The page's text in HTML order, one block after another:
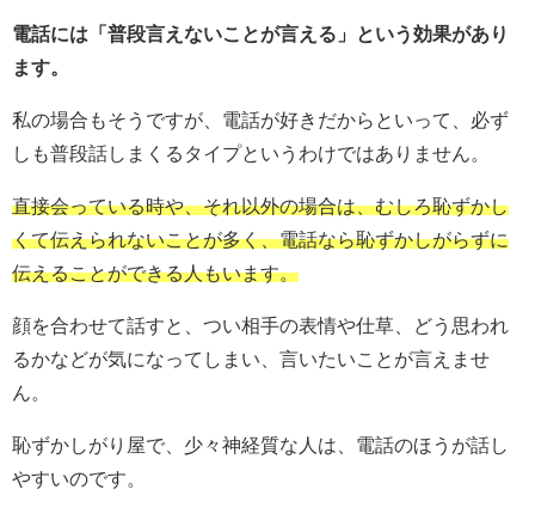
電話には「普段言えないことが言える」という効果があり
ます。
私の場合もそうですが、電話が好きだからといって、必ず
しも普段話しまくるタイプというわけではありません。
直接会っている時や、それ以外の場合は、むしろ恥ずかし
くて伝えられないことが多く、電話なら恥ずかしがらずに
伝えることができる人もいます。
顔を合わせて話すと、つい相手の表情や仕草、どう思われ
るかなどが気になってしまい、言いたいことが言えませ
ん。
恥ずかしがり屋で、少々神経質な人は、電話のほうが話し
やすいのです。